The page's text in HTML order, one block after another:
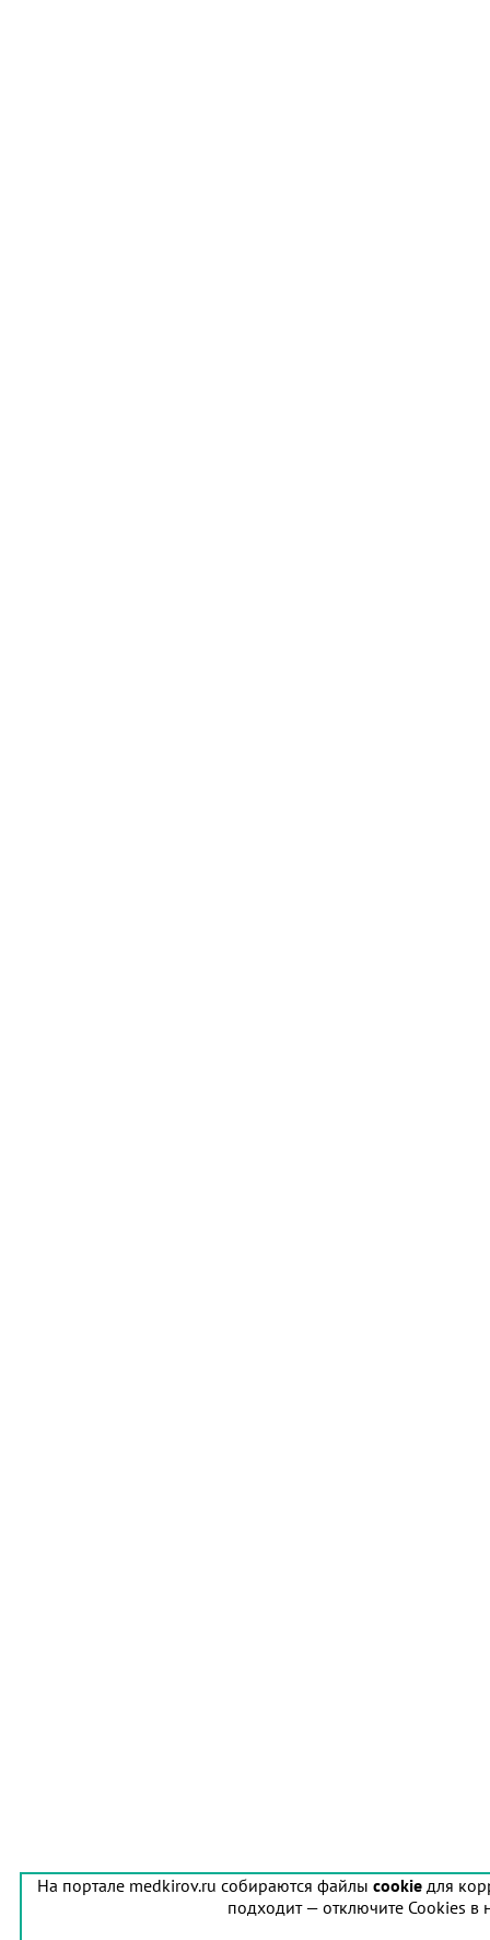
На портале medkirov.ru собираются файлы cookie для
подходит — отключите Cookies в